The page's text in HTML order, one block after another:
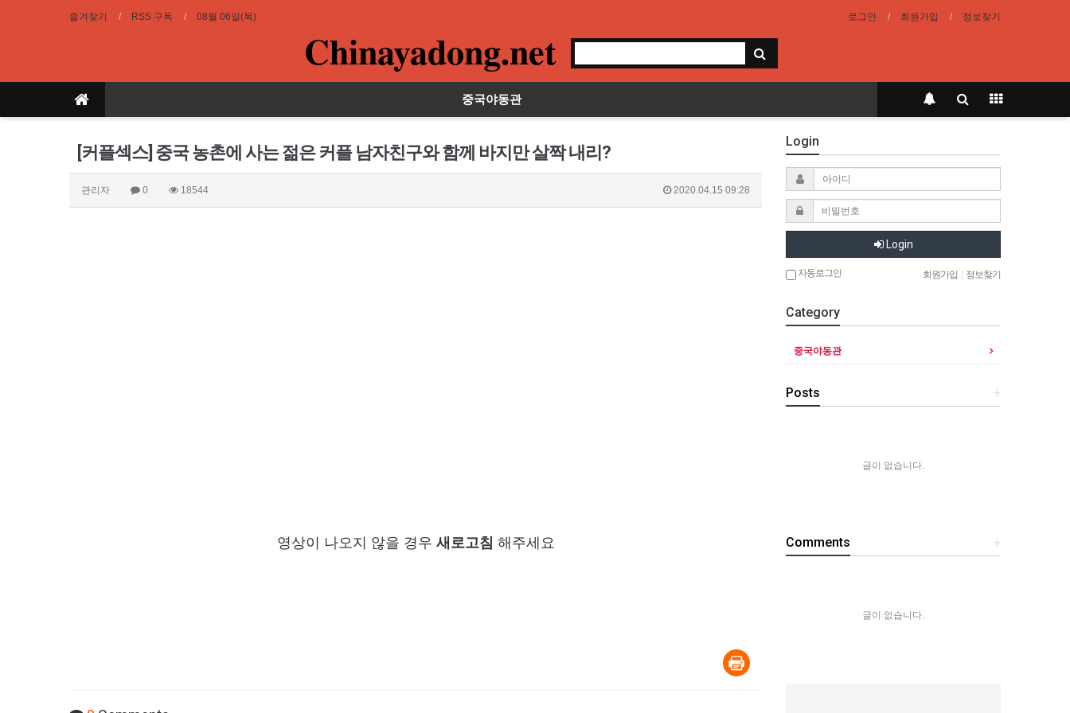
즐겨찾기 RSS 구독 08월 06일(목) 로그인 회원가입 정보찾기
Chinayadong.net
중국야동관
[커플섹스] 중국 농촌에 사는 젊은 커플 남자친구와 함께 바지만 살짝 내리?
관리자 0 18544 2020.04.15 09:28
영상이 나오지 않을 경우 새로고침 해주세요
Login
Login
자동로그인 회원가입 정보찾기
Category
중국야동관
+
Posts
글이 없습니다.
+
Comments
글이 없습니다.